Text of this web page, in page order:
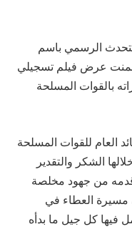
الرسمي باسم
عرض فيلم تسجيلي
بالقوات المسلحة
العام للقوات المسلحة
الشكر والتقدير
من جهود مخلصة
مسيرة العطاء في
فيها كل جيل ما بدأه